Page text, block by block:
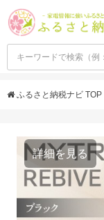
ふるさと納税ナビ TOP
詳細を見る